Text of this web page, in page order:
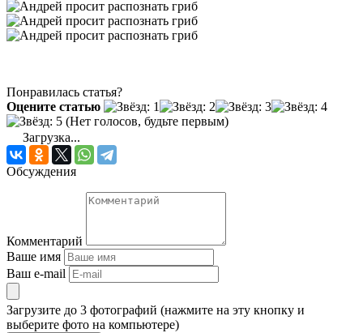
Понравилась статья?
Оцените статью
(Нет голосов, будьте первым)
Загрузка...
Обсуждения
Комментарий
Ваше имя
Ваш e-mail
Загрузите до 3 фотографий (нажмите на эту кнопку и
выберите фото на компьютере)